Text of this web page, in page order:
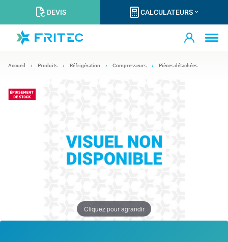
DEVIS CALCULATEURS
Accueil Produits Réfrigération Compresseurs Pièces détachées
Cliquez pour agrandir